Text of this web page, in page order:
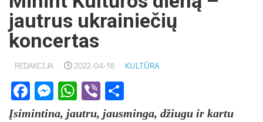
jautrus ukrainiečių
koncertas
REDAKCIJA 2022-04-18 KULTŪRA
Facebook
Messenger
WhatsApp
Viber
Įsi­min­ti­na, jaut­ru, jaus­min­ga, džiu­gu ir kar­tu